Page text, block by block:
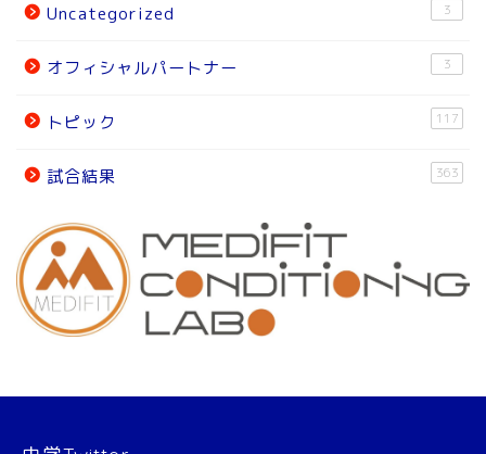
Uncategorized 3
オフィシャルパートナー 3
トピック 117
試合結果 363
チーム紹介
チーム紹介
選 手